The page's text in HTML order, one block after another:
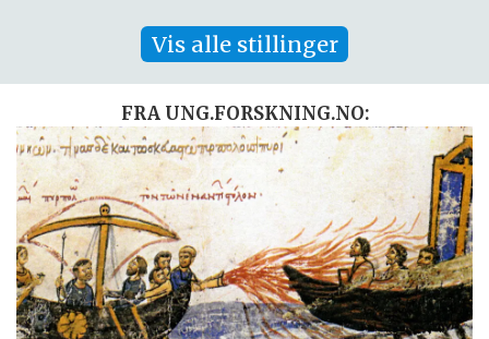
Vis alle stillinger
FRA UNG.FORSKNING.NO: